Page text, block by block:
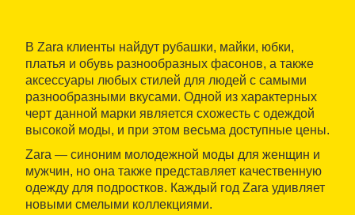
В Zara клиенты найдут рубашки, майки, юбки,
платья и обувь разнообразных фасонов, а также
аксессуары любых стилей для людей с самыми
разнообразными вкусами. Одной из характерных
черт данной марки является схожесть с одеждой
высокой моды, и при этом весьма доступные цены.
Zara — синоним молодежной моды для женщин и
мужчин, но она также представляет качественную
одежду для подростков. Каждый год Zara удивляет
новыми смелыми коллекциями.